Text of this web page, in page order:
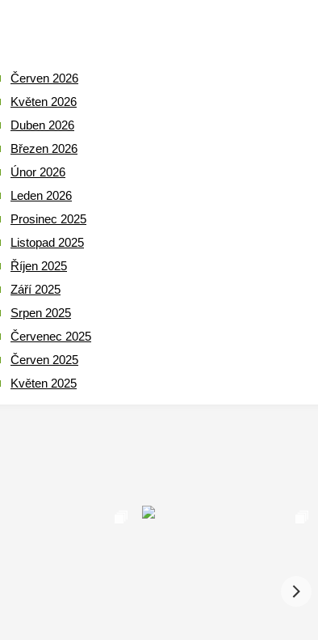
Červen 2026
Květen 2026
Duben 2026
Březen 2026
Únor 2026
Leden 2026
Prosinec 2025
Listopad 2025
Říjen 2025
Září 2025
Srpen 2025
Červenec 2025
Červen 2025
Květen 2025